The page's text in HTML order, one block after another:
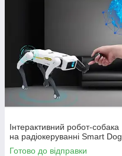
Інтерактивний робот-собака
на радіокеруванні Smart Dog
Готово до відправки